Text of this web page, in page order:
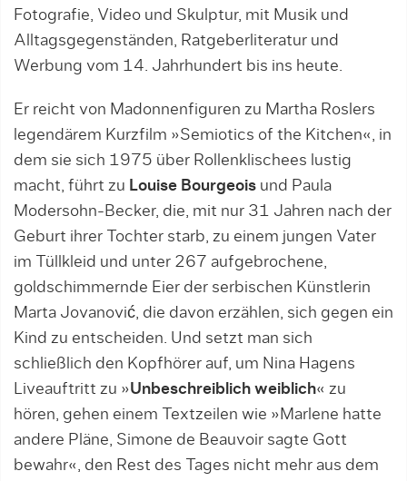
Fotografie, Video und Skulptur, mit Musik und
Alltagsgegenständen, Ratgeberliteratur und
Werbung vom 14. Jahrhundert bis ins heute.
Er reicht von Madonnenfiguren zu Martha Roslers
legendärem Kurzfilm »Semiotics of the Kitchen«, in
dem sie sich 1975 über Rollenklischees lustig
macht, führt zu Louise Bourgeois und Paula
Modersohn-Becker, die, mit nur 31 Jahren nach der
Geburt ihrer Tochter starb, zu einem jungen Vater
im Tüllkleid und unter 267 aufgebrochene,
goldschimmernde Eier der serbischen Künstlerin
Marta Jovanović, die davon erzählen, sich gegen ein
Kind zu entscheiden. Und setzt man sich
schließlich den Kopfhörer auf, um Nina Hagens
Liveauftritt zu »Unbeschreiblich weiblich« zu
hören, gehen einem Textzeilen wie »Marlene hatte
andere Pläne, Simone de Beauvoir sagte Gott
bewahr«, den Rest des Tages nicht mehr aus dem